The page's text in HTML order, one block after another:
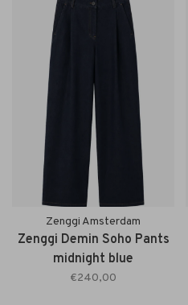
Zenggi Amsterdam
Zenggi Demin Soho Pants
midnight blue
€240,00